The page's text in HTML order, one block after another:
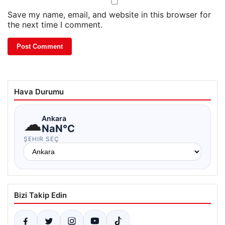
Save my name, email, and website in this browser for
the next time I comment.
Hava Durumu
☁Ankara
NaN°C
ŞEHIR SEÇ
Bizi Takip Edin